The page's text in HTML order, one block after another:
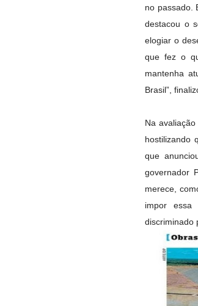
no passado.
destacou o
elogiar o
que fez o
mantenha
Brasil”,
Na
hostilizando
que
governador
merece,
impor essa
discriminado